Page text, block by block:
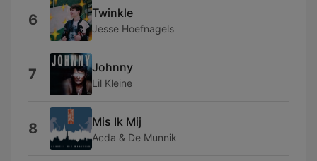
6 Twinkle
Jesse Hoefnagels
7 Johnny
Lil Kleine
8 Mis Ik Mij
Acda & De Munnik